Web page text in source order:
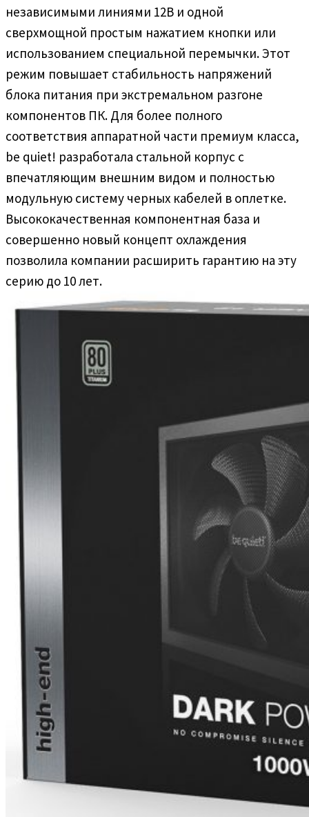
независимыми линиями 12В и одной
сверхмощной простым нажатием кнопки или
использованием специальной перемычки. Этот
режим повышает стабильность напряжений
блока питания при экстремальном разгоне
компонентов ПК. Для более полного
соответствия аппаратной части премиум класса,
be quiet! разработала стальной корпус с
впечатляющим внешним видом и полностью
модульную систему черных кабелей в оплетке.
Высококачественная компонентная база и
совершенно новый концепт охлаждения
позволила компании расширить гарантию на эту
серию до 10 лет.